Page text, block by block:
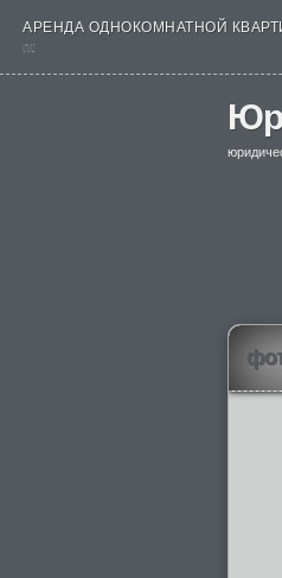
АРЕНДА ОДНОКОМНАТНОЙ
nt